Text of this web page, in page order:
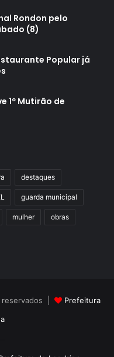
Rondon pelo
(8)
Popular já
1º Mutirão de
destaques
guarda municipal
mulher obras
reservados |
Prefeitura